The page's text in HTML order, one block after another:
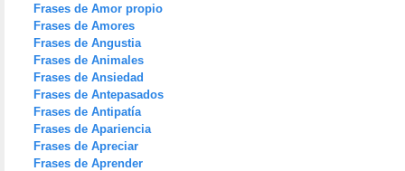
Frases de Amor propio
Frases de Amores
Frases de Angustia
Frases de Animales
Frases de Ansiedad
Frases de Antepasados
Frases de Antipatía
Frases de Apariencia
Frases de Apreciar
Frases de Aprender